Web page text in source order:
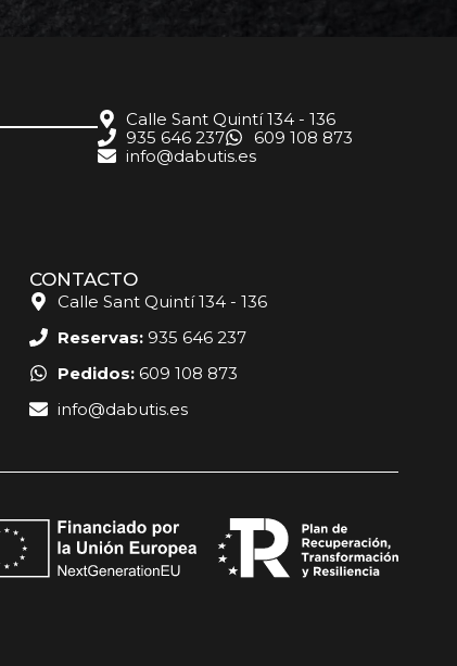
Calle Sant Quintí 134 - 136
935 646 237
609 108 873
info@dabutis.es
CONTACTO
Calle Sant Quintí 134 - 136
Reservas: 935 646 237
Pedidos: 609 108 873
info@dabutis.es